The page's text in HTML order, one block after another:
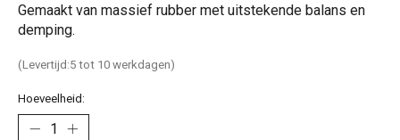
Gemaakt van massief rubber met uitstekende balans en
demping.
(Levertijd:5 tot 10 werkdagen)
Hoeveelheid: